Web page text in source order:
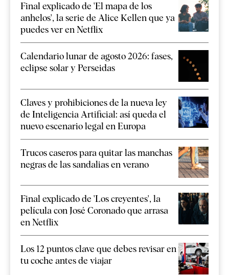
Final explicado de 'El mapa de los
anhelos', la serie de Alice Kellen que ya
puedes ver en Netflix
Calendario lunar de agosto 2026: fases,
eclipse solar y Perseidas
Claves y prohibiciones de la nueva ley
de Inteligencia Artificial: así queda el
nuevo escenario legal en Europa
Trucos caseros para quitar las manchas
negras de las sandalias en verano
Final explicado de 'Los creyentes', la
película con José Coronado que arrasa
en Netflix
Los 12 puntos clave que debes revisar en
tu coche antes de viajar